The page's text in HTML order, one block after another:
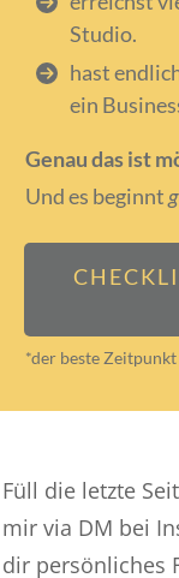
Studio.
hast
ein
Genau das ist
Und es beginnt
*der beste
Füll die letzte
mir via DM bei
dir persönliches